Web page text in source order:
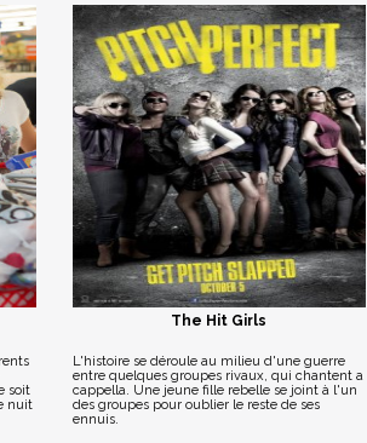
soit
nuit
The Hit Girls
L'histoire se déroule au milieu d'une guerre
entre quelques groupes rivaux, qui chantent a
cappella. Une jeune fille rebelle se joint à l'un
des groupes pour oublier le reste de ses
ennuis.